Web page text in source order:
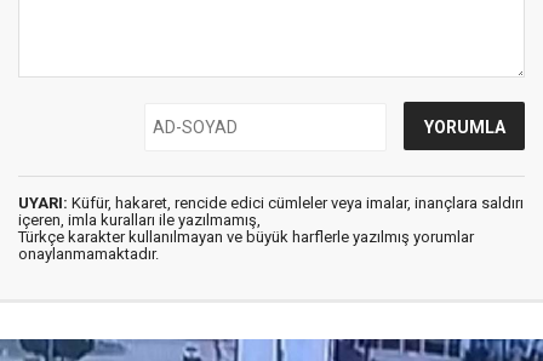
UYARI: Küfür, hakaret, rencide edici cümleler veya imalar, inançlara saldırı
içeren, imla kuralları ile yazılmamış,
Türkçe karakter kullanılmayan ve büyük harflerle yazılmış yorumlar
onaylanmamaktadır.